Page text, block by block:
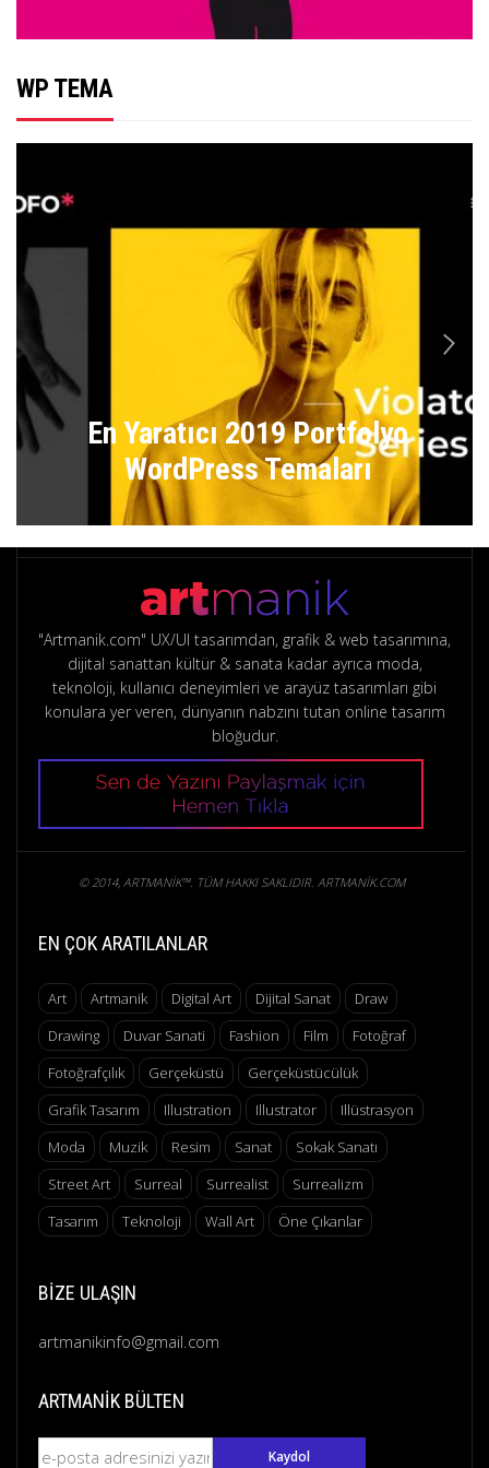
WP TEMA
En Yaratıcı 2019 Portfolyo
WordPress Temaları
"Artmanik.com" UX/UI tasarımdan, grafik & web tasarımına,
dijital sanattan kültür & sanata kadar ayrıca moda,
teknoloji, kullanıcı deneyimleri ve arayüz tasarımları gibi
konulara yer veren, dünyanın nabzını tutan online tasarım
bloğudur.
© 2014, ARTMANIK™. TÜM HAKKI SAKLIDIR. ARTMANIK.COM
EN ÇOK ARATILANLAR
Art Artmanik Digital Art Dijital Sanat
Draw
Drawing
Duvar Sanati Fashion Film
Fotoğraf
Fotoğrafçılık
Gerçeküstü
Gerçeküstücülük
Grafik Tasarım
Illustration Illustrator
Illüstrasyon
Moda
Muzik Resim Sanat
Sokak Sanatı
Street Art
Surreal Surrealist
Surrealizm
Tasarım
Teknoloji Wall Art Öne Çıkanlar
BIZE ULAŞIN
artmanikinfo@gmail.com
ARTMANIK BÜLTEN